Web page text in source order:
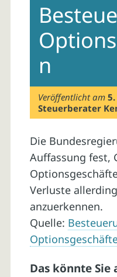
content
n
Veröffentlicht am
Steuerberater
Die
Auffassung fest,
Verluste
anzuerkennen.
Quelle:
Das könnte